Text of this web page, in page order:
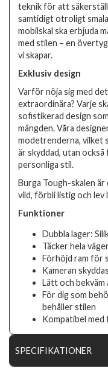
teknik för att
samtidigt otroligt
mobilskal ska erbjuda
med stilen – en
vi skapar.
Exklusiv design
Varför nöja sig med
extraordinära? Varje
sofistikerad design
mängden. Våra
modetrenderna, vilket
är skyddad, utan
personliga stil.
Burga Tough-skalen
vild, förbli listig och lev
Funktioner
Dubbla lager:
Täcker hela
Förhöjd ram för
Kameran
Lätt och bekväm
För dig som
behåller stilen
Kompatibel med
SPECIFIKATIONER